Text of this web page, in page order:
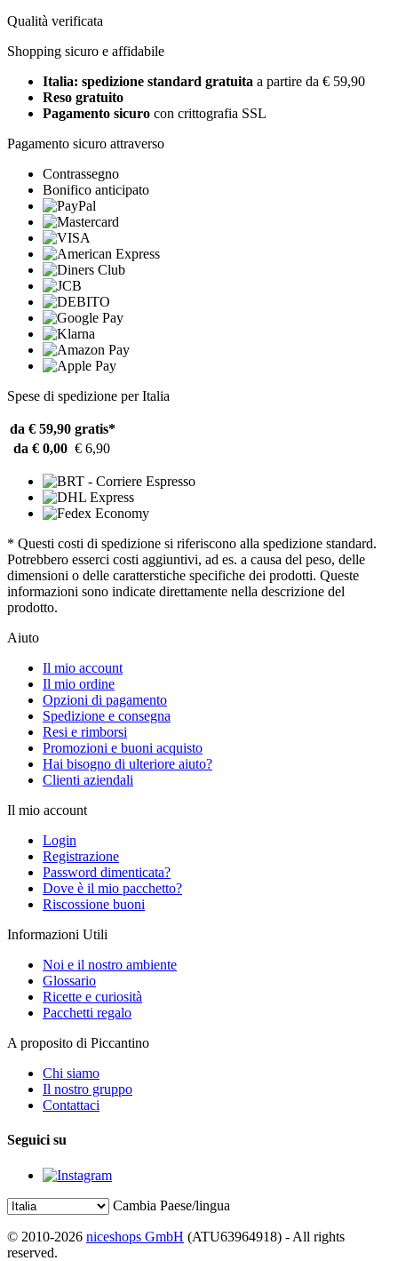
Qualità verificata
Shopping sicuro e affidabile
Italia: spedizione standard gratuita a partire da € 59,90
Reso gratuito
Pagamento sicuro con crittografia SSL
Pagamento sicuro attraverso
Contrassegno
Bonifico anticipato
Spese di spedizione per Italia
da € 59,90 gratis*
da € 0,00 € 6,90
* Questi costi di spedizione si riferiscono alla spedizione standard.
Potrebbero esserci costi aggiuntivi, ad es. a causa del peso, delle
dimensioni o delle caratterstiche specifiche dei prodotti. Queste
informazioni sono indicate direttamente nella descrizione del
prodotto.
Aiuto
Il mio account
Il mio ordine
Opzioni di pagamento
Spedizione e consegna
Resi e rimborsi
Promozioni e buoni acquisto
Hai bisogno di ulteriore aiuto?
Clienti aziendali
Il mio account
Login
Registrazione
Password dimenticata?
Dove è il mio pacchetto?
Riscossione buoni
Informazioni Utili
Noi e il nostro ambiente
Glossario
Ricette e curiosità
Pacchetti regalo
A proposito di Piccantino
Chi siamo
Il nostro gruppo
Contattaci
Seguici su
Cambia Paese/lingua
© 2010-2026 niceshops GmbH (ATU63964918) - All rights
reserved.